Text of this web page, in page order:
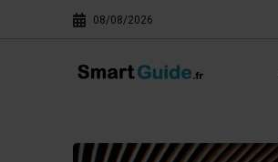
08/08/2026